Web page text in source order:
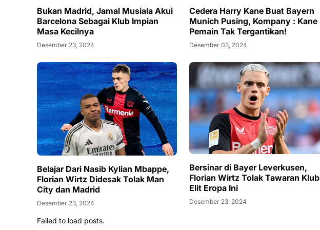
Bukan Madrid, Jamal Musiala Akui
Barcelona Sebagai Klub Impian
Masa Kecilnya
Desember 23, 2024
Cedera Harry Kane Buat Bayern
Munich Pusing, Kompany : Kane
Pemain Tak Tergantikan!
Desember 03, 2024
Belajar Dari Nasib Kylian Mbappe,
Florian Wirtz Didesak Tolak Man
City dan Madrid
Desember 23, 2024
Bersinar di Bayer Leverkusen,
Florian Wirtz Tolak Tawaran Klub
Elit Eropa Ini
Desember 23, 2024
Failed to load posts.